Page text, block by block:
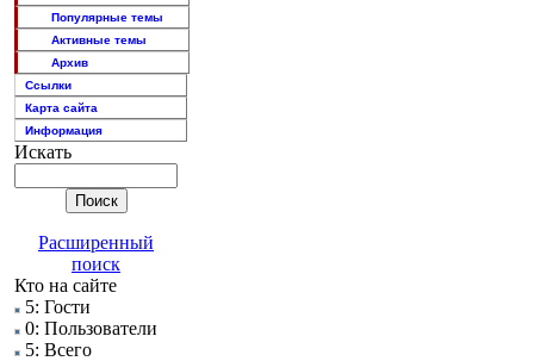
Популярные темы
Активные темы
Архив
Ссылки
Карта сайта
Информация
Искать
Расширенный
поиск
Кто на сайте
5: Гости
0: Пользователи
5: Всего